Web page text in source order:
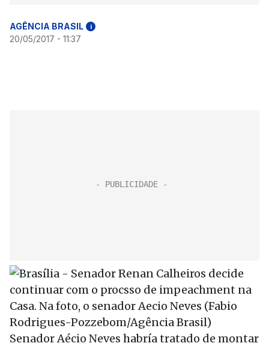
AGÊNCIA BRASIL i
20/05/2017 - 11:37
Senador Aécio Neves habría tratado de montar